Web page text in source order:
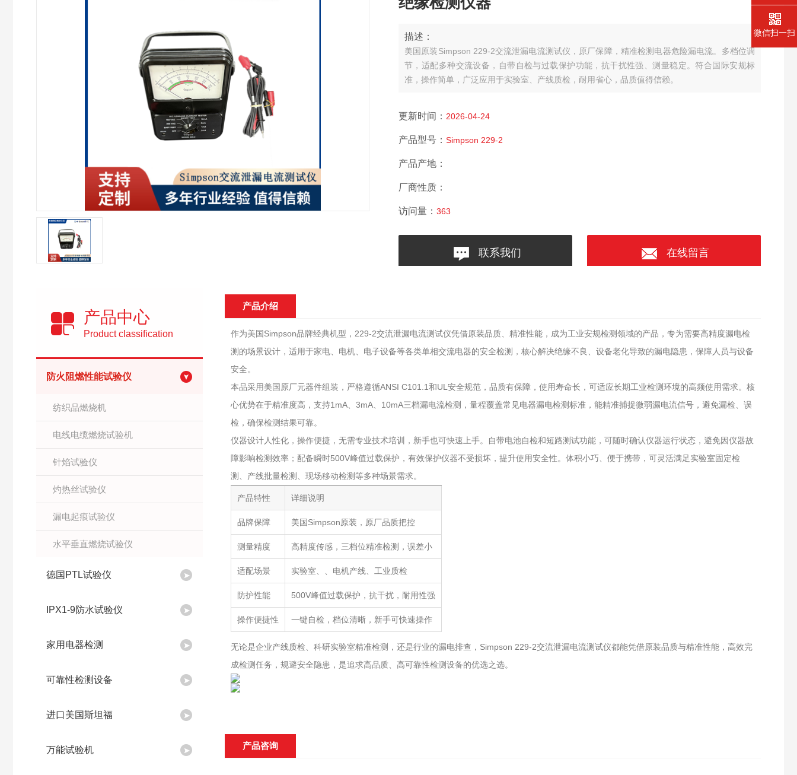
描述：
美国原装Simpson 229-2交流泄漏电流测试仪，原厂保障，精准检测电器危险漏电流。多档位调
节，适配多种交流设备，自带自检与过载保护功能，抗干扰性强、测量稳定。符合国际安规标
准，操作简单，广泛应用于实验室、产线质检，耐用省心，品质值得信赖。
更新时间： 2026-04-24
产品型号： Simpson 229-2
产品产地：
厂商性质：
访问量： 363
联系我们 在线留言
产品中心
Product classification
防火阻燃性能试验仪
纺织品燃烧机
电线电缆燃烧试验机
针焰试验仪
灼热丝试验仪
漏电起痕试验仪
水平垂直燃烧试验仪
德国PTL试验仪
IPX1-9防水试验仪
家用电器检测
可靠性检测设备
进口美国斯坦福
万能试验机
产品介绍
作为美国Simpson品牌经典机型，229-2交流泄漏电流测试仪凭借原装品质、精准性能，成为工业安规检测领域的产品，专为需要高精度漏电检
测的场景设计，适用于家电、电机、电子设备等各类单相交流电器的安全检测，核心解决绝缘不良、设备老化导致的漏电隐患，保障人员与设备
安全。
本品采用美国原厂元器件组装，严格遵循ANSI C101.1和UL安全规范，品质有保障，使用寿命长，可适应长期工业检测环境的高频使用需求。核
心优势在于精准度高，支持1mA、3mA、10mA三档漏电流检测，量程覆盖常见电器漏电检测标准，能精准捕捉微弱漏电流信号，避免漏检、误
检，确保检测结果可靠。
仪器设计人性化，操作便捷，无需专业技术培训，新手也可快速上手。自带电池自检和短路测试功能，可随时确认仪器运行状态，避免因仪器故
障影响检测效率；配备瞬时500V峰值过载保护，有效保护仪器不受损坏，提升使用安全性。体积小巧、便于携带，可灵活满足实验室固定检
测、产线批量检测、现场移动检测等多种场景需求。
产品特性 详细说明
品牌保障 美国Simpson原装，原厂品质把控
测量精度 高精度传感，三档位精准检测，误差小
适配场景 实验室、、电机产线、工业质检
防护性能 500V峰值过载保护，抗干扰，耐用性强
操作便捷性 一键自检，档位清晰，新手可快速操作
无论是企业产线质检、科研实验室精准检测，还是行业的漏电排查，Simpson 229-2交流泄漏电流测试仪都能凭借原装品质与精准性能，高效完
成检测任务，规避安全隐患，是追求高品质、高可靠性检测设备的优选之选。
产品咨询
微信扫一扫